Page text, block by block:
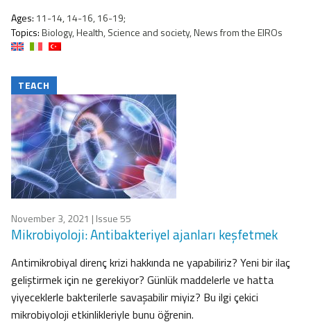
Ages: 11-14, 14-16, 16-19;
Topics:Biology, Health, Science and society, News from the EIROs
TEACH
November 3, 2021 | Issue 55
Mikrobiyoloji: Antibakteriyel ajanları keşfetmek
Antimikrobiyal direnç krizi hakkında ne yapabiliriz? Yeni bir ilaç
geliştirmek için ne gerekiyor? Günlük maddelerle ve hatta
yiyeceklerle bakterilerle savaşabilir miyiz? Bu ilgi çekici
mikrobiyoloji etkinlikleriyle bunu öğrenin.